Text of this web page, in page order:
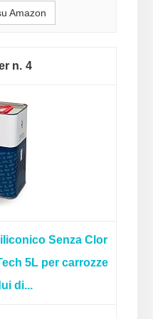
Amazon
4
Senza Clor
5L per carrozze
di...